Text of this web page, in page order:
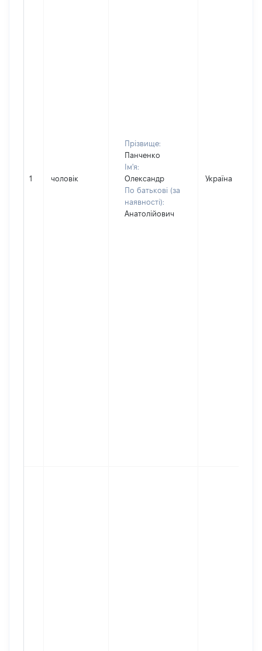
1 чоловік
Прізвище:
Панченко
Ім'я:
Олександр
По батькові (за
наявності):
Анатолійович
Україна